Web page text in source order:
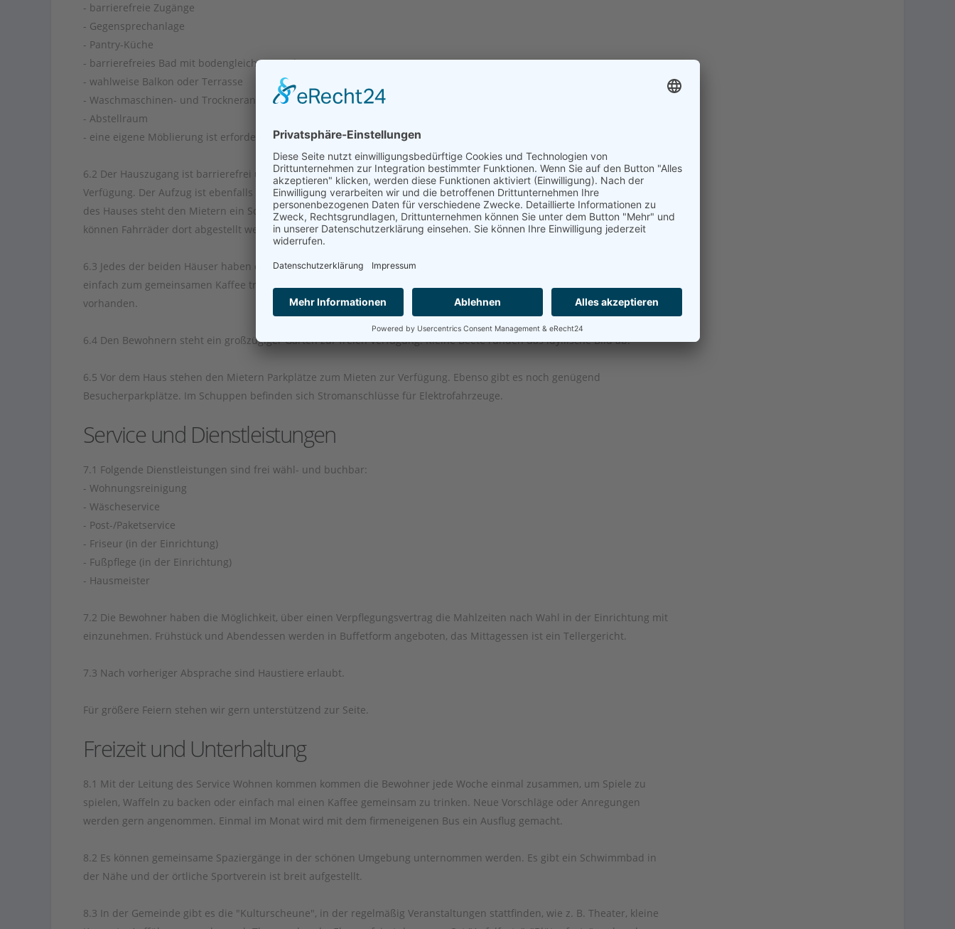
- barrierefreie Zugänge
- Gegensprechanlage
- Pantry-Küche
- barrierefreies Bad mit bodengleicher Dusche
- wahlweise Balkon oder Terrasse
- Waschmaschinen- und Trockneranschluss in der Wohnung
- Abstellraum
- eine eigene Möblierung ist erforderlich
6.2 Der Hauszugang ist barrierefrei und jedem Bewohner steht vor dem überdachten Eingang ein Briefkasten zur
Verfügung. Der Aufzug ist ebenfalls barrierefrei. Alle Wohnungen sind mit einem Glasfaseranschluss ausgestattet. Seitlich
des Hauses steht den Mietern ein Schuppen zur Verfügung, in dem die Mülltonnen barrierefrei zu erreichen sind. Ebenso
können Fahrräder dort abgestellt werden.
6.3 Jedes der beiden Häuser haben einen Gemeinschaftsraum, welcher den Mietern für Feiern, Spielenachmittage oder
einfach zum gemeinsamen Kaffee trinken zur Verfügung stehen. Eine Küche und ausreichend Sitzmöglichkeiten sind
vorhanden.
6.4 Den Bewohnern steht ein großzügiger Garten zur freien Verfügung. Kleine Beete runden das idyllische Bild ab.
6.5 Vor dem Haus stehen den Mietern Parkplätze zum Mieten zur Verfügung. Ebenso gibt es noch genügend
Besucherparkplätze. Im Schuppen befinden sich Stromanschlüsse für Elektrofahrzeuge.
Service und Dienstleistungen
7.1 Folgende Dienstleistungen sind frei wähl- und buchbar:
- Wohnungsreinigung
- Wäscheservice
- Post-/Paketservice
- Friseur (in der Einrichtung)
- Fußpflege (in der Einrichtung)
- Hausmeister
7.2 Die Bewohner haben die Möglichkeit, über einen Verpflegungsvertrag die Mahlzeiten nach Wahl in der Einrichtung mit
einzunehmen. Frühstück und Abendessen werden in Buffetform angeboten, das Mittagessen ist ein Tellergericht.
7.3 Nach vorheriger Absprache sind Haustiere erlaubt.
Für größere Feiern stehen wir gern unterstützend zur Seite.
Freizeit und Unterhaltung
8.1 Mit der Leitung des Service Wohnen kommen kommen die Bewohner jede Woche einmal zusammen, um Spiele zu
spielen, Waffeln zu backen oder einfach mal einen Kaffee gemeinsam zu trinken. Neue Vorschläge oder Anregungen
werden gern angenommen. Einmal im Monat wird mit dem firmeneigenen Bus ein Ausflug gemacht.
8.2 Es können gemeinsame Spaziergänge in der schönen Umgebung unternommen werden. Es gibt ein Schwimmbad in
der Nähe und der örtliche Sportverein ist breit aufgestellt.
8.3 In der Gemeinde gibt es die "Kulturscheune", in der regelmäßig Veranstaltungen stattfinden, wie z. B. Theater, kleine